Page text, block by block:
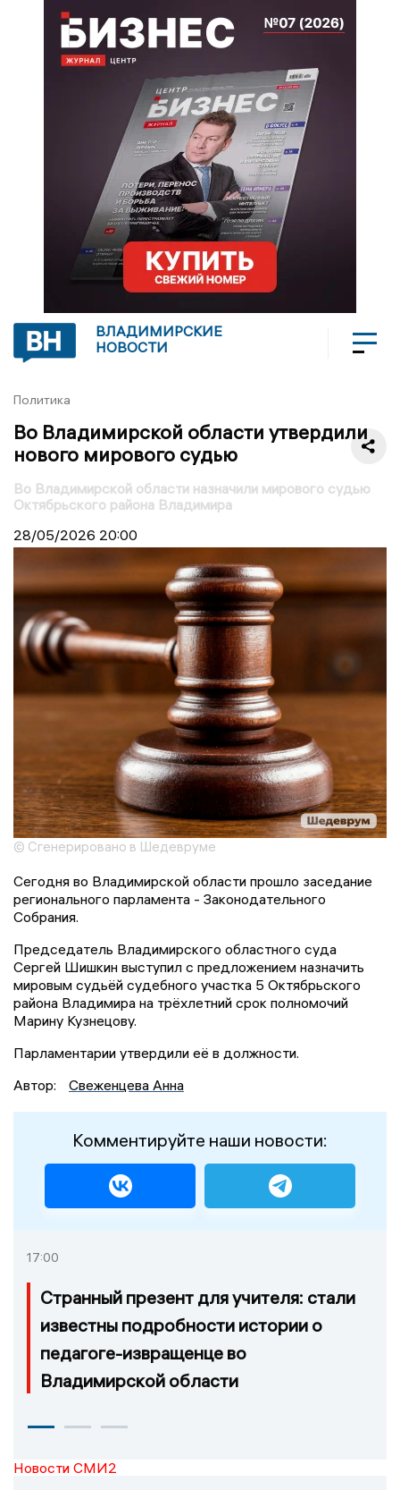
ВЛАДИМИРСКИЕ
НОВОСТИ
Политика
Во Владимирской области утвердили
нового мирового судью
Во Владимирской области назначили мирового судью
Октябрьского района Владимира
28/05/2026 20:00
© Сгенерировано в Шедевруме
Сегодня во Владимирской области прошло заседание
регионального парламента - Законодательного
Собрания.
Председатель Владимирского областного суда
Сергей Шишкин выступил с предложением назначить
мировым судьёй судебного участка 5 Октябрьского
района Владимира на трёхлетний срок полномочий
Марину Кузнецову.
Парламентарии утвердили её в должности.
Автор:
Свеженцева Анна
Комментируйте наши новости:
17:00
Странный презент для учителя: стали
известны подробности истории о
педагоге-извращенце во
Владимирской области
Новости СМИ2